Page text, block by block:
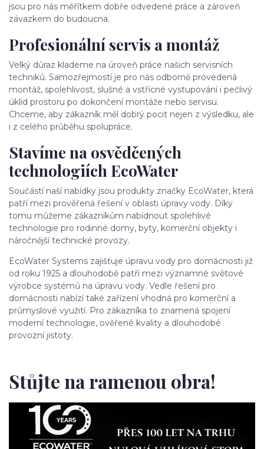
jsou pro nás měřítkem dobře odvedené práce a zároveň
závazkem do budoucna.
Profesionální servis a montáž
Velký důraz klademe na úroveň práce našich servisních
techniků. Samozřejmostí je pro nás odborně provedená
montáž, spolehlivost, slušné a vstřícné vystupování i pečlivý
úklid prostoru po dokončení montáže nebo servisu.
Chceme, aby zákazník měl dobrý pocit nejen z výsledku, ale
i z celého průběhu spolupráce.
Stavíme na osvědčených
technologiích EcoWater
Součástí naší nabídky jsou produkty značky EcoWater, která
patří mezi prověřená řešení v oblasti úpravy vody. Díky
tomu můžeme zákazníkům nabídnout spolehlivé
technologie pro rodinné domy, byty, komerční objekty i
náročnější technické provozy.
EcoWater Systems zajišťuje úpravu vody pro domácnosti již
od roku 1925 a dlouhodobě patří mezi významné světové
výrobce systémů na úpravu vody. Vedle řešení pro
domácnosti nabízí také zařízení vhodná pro komerční a
průmyslové využití. Pro zákazníka to znamená spojení
moderní technologie, ověřené kvality a dlouhodobé
provozní jistoty.
Stůjte na ramenou obra!